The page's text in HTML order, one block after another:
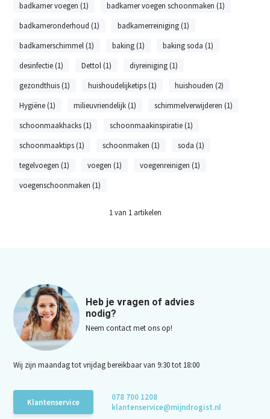
badkamer voegen (1)
badkamer voegen schoonmaken (1)
badkameronderhoud (1)
badkamerreiniging (1)
badkamerschimmel (1)
baking (1)
baking soda (1)
desinfectie (1)
Dettol (1)
diyreiniging (1)
gezondthuis (1)
huishoudelijketips (1)
huishouden (2)
Hygiëne (1)
milieuvriendelijk (1)
schimmelverwijderen (1)
schoonmaakhacks (1)
schoonmaakinspiratie (1)
schoonmaaktips (1)
schoonmaken (1)
soda (1)
tegelvoegen (1)
voegen (1)
voegenreinigen (1)
voegenschoonmaken (1)
1van 1artikelen
Heb je vragen of advies
nodig?
Neem contact met ons op!
Wij zijn maandag tot vrijdag bereikbaar van 9:30 tot 18:00
Klantenservice
078 700 1208
klantenservice@mijndrogist.nl